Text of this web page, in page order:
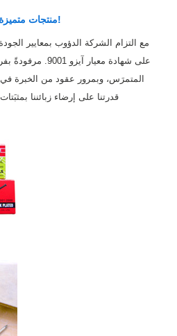
منتجات متميزة & مكرَسون لخدمة العملاء!
مع التزام الشركة الدؤوب بمعايير
على شهادة معيار
المتمرَس، وبمرور عقود من الخبرة
قدرتنا على إرضاء زبائننا